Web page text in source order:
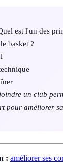
est l'un des
basket ?
un club
pour améliorer
: améliorer ses